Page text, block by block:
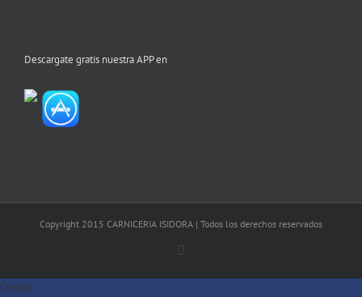
Descargate gratis nuestra APP en
Copyright 2015 CARNICERIA ISIDORA | Todos los derechos reservados
Cerrar